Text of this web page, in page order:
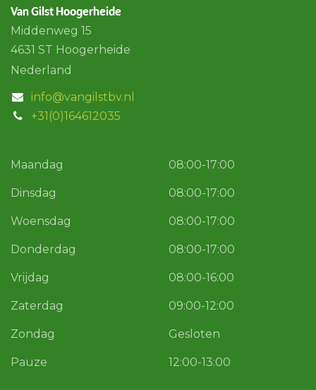
Van Gilst Hoogerheide
Middenweg 15
4631 ST Hoogerheide
Nederland
info@vangilstbv.nl
+31(0)164612035
Maandag
Dinsdag
Woensdag
Donderdag
Vrijdag
Zaterdag
Zondag
Pauze
08:00-17:00
08:00-17:00
08:00-17:00
08:00-17:00
08:00-16:00
09:00-12:00
Gesloten
12:00-13:00